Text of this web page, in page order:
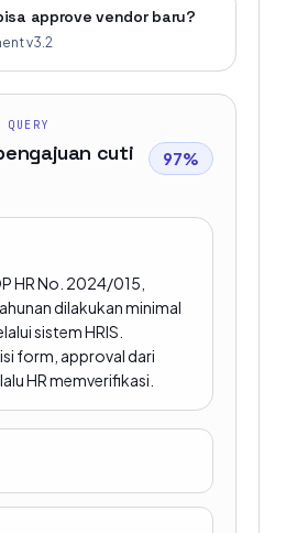
approve vendor baru?
v3.2
cuti
97%
HR No. 2024/015,
dilakukan minimal
sistem HRIS.
form, approval dari
HR memverifikasi.